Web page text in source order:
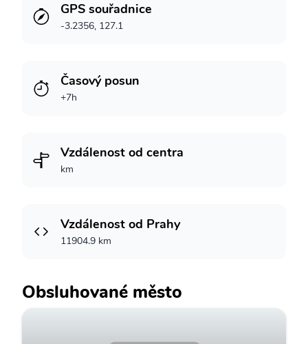
GPS souřadnice
-3.2356, 127.1
Časový posun
+7h
Vzdálenost od centra
km
Vzdálenost od Prahy
11904.9 km
Obsluhované město